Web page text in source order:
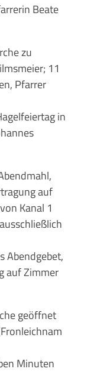
Beate
zu
11
Pfarrer
in
auf
Kanal 1
Abendgebet,
auf Zimmer
geöffnet
Minuten